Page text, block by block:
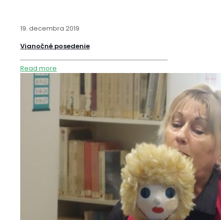
19. decembra 2019
Vianočné posedenie
Read more